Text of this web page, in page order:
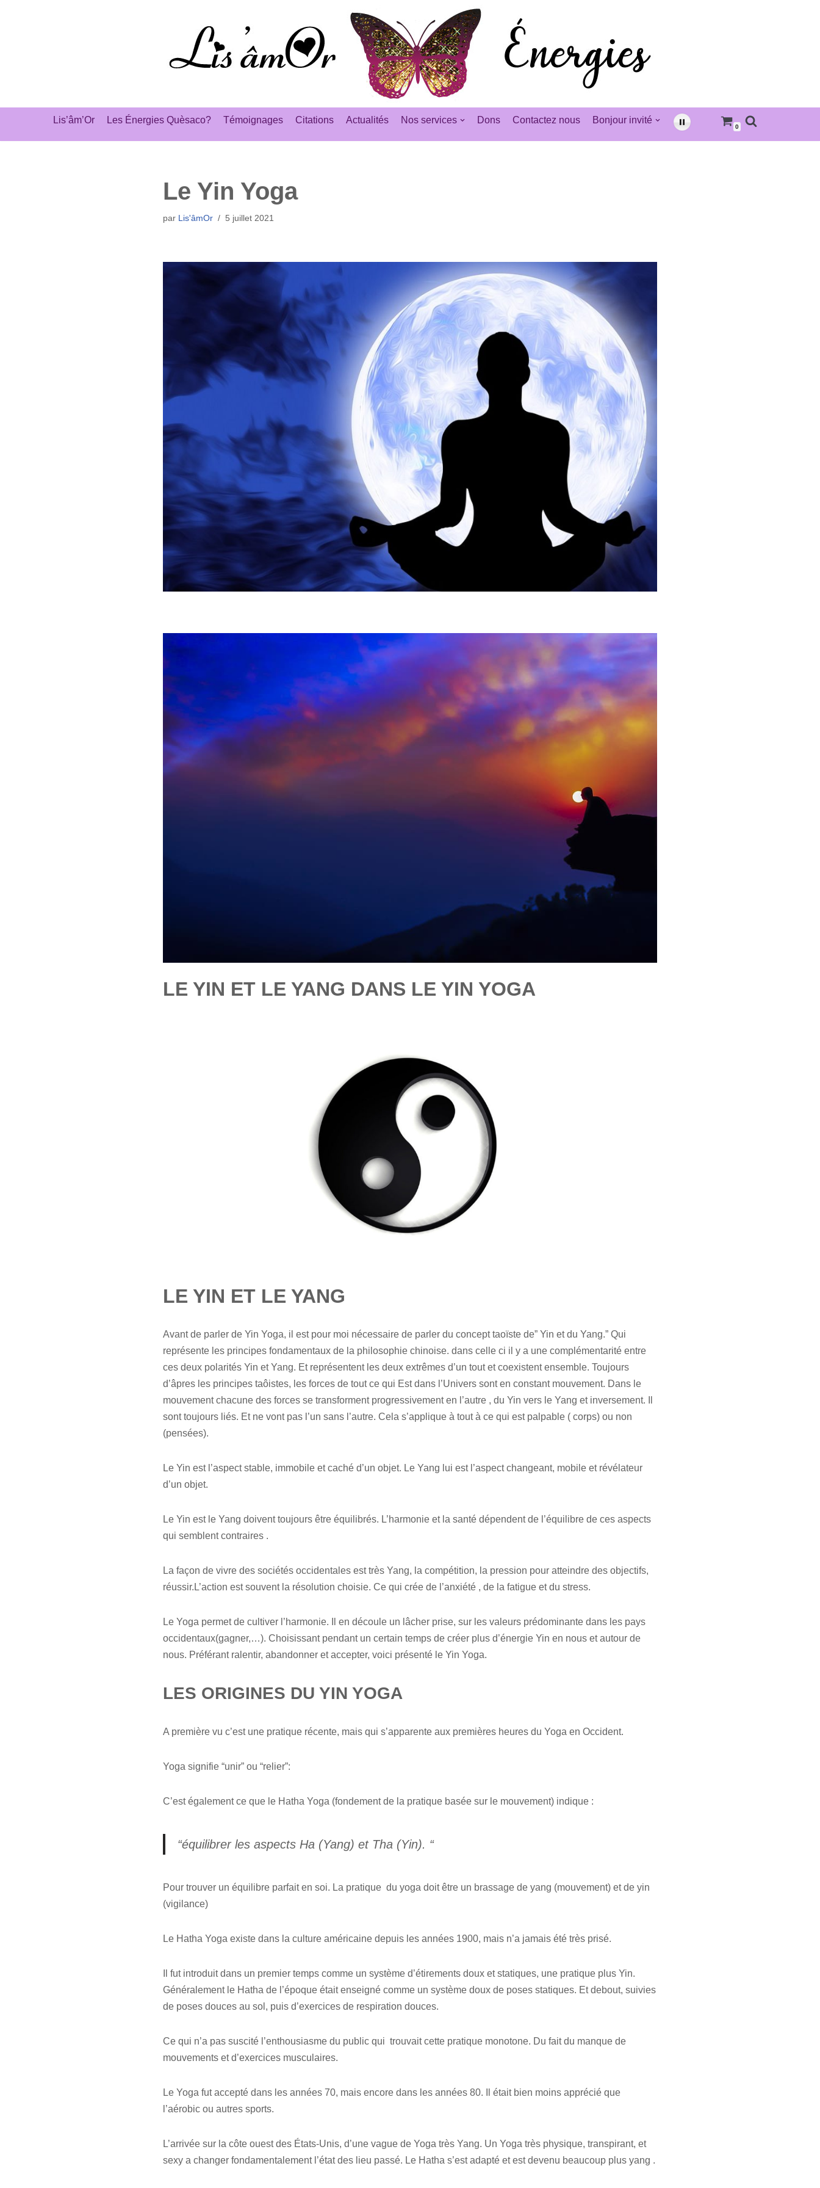
Lis’âm’Or Les Énergies Quèsaco? Témoignages Citations Actualités Nos services Dons Contactez nous Bonjour invité
0
Le Yin Yoga
par Lis'âmOr 5 juillet 2021
LE YIN ET LE YANG DANS LE YIN YOGA
LE YIN ET LE YANG
Avant de parler de Yin Yoga, il est pour moi nécessaire de parler du concept taoïste de” Yin et du Yang.” Qui
représente les principes fondamentaux de la philosophie chinoise. dans celle ci il y a une complémentarité entre
ces deux polarités Yin et Yang. Et représentent les deux extrêmes d’un tout et coexistent ensemble. Toujours
d’âpres les principes taôistes, les forces de tout ce qui Est dans l’Univers sont en constant mouvement. Dans le
mouvement chacune des forces se transforment progressivement en l’autre , du Yin vers le Yang et inversement. Il
sont toujours liés. Et ne vont pas l’un sans l’autre. Cela s’applique à tout à ce qui est palpable ( corps) ou non
(pensées).
Le Yin est l’aspect stable, immobile et caché d’un objet. Le Yang lui est l’aspect changeant, mobile et révélateur
d’un objet.
Le Yin est le Yang doivent toujours être équilibrés. L’harmonie et la santé dépendent de l’équilibre de ces aspects
qui semblent contraires .
La façon de vivre des sociétés occidentales est très Yang, la compétition, la pression pour atteindre des objectifs,
réussir.L’action est souvent la résolution choisie. Ce qui crée de l’anxiété , de la fatigue et du stress.
Le Yoga permet de cultiver l’harmonie. Il en découle un lâcher prise, sur les valeurs prédominante dans les pays
occidentaux(gagner,…). Choisissant pendant un certain temps de créer plus d’énergie Yin en nous et autour de
nous. Préférant ralentir, abandonner et accepter, voici présenté le Yin Yoga.
LES ORIGINES DU YIN YOGA
A première vu c’est une pratique récente, mais qui s’apparente aux premières heures du Yoga en Occident.
Yoga signifie “unir” ou “relier”:
C’est également ce que le Hatha Yoga (fondement de la pratique basée sur le mouvement) indique :
“équilibrer les aspects Ha (Yang) et Tha (Yin). “
Pour trouver un équilibre parfait en soi. La pratique du yoga doit être un brassage de yang (mouvement) et de yin
(vigilance)
Le Hatha Yoga existe dans la culture américaine depuis les années 1900, mais n’a jamais été très prisé.
Il fut introduit dans un premier temps comme un système d’étirements doux et statiques, une pratique plus Yin.
Généralement le Hatha de l’époque était enseigné comme un système doux de poses statiques. Et debout, suivies
de poses douces au sol, puis d’exercices de respiration douces.
Ce qui n’a pas suscité l’enthousiasme du public qui trouvait cette pratique monotone. Du fait du manque de
mouvements et d’exercices musculaires.
Le Yoga fut accepté dans les années 70, mais encore dans les années 80. Il était bien moins apprécié que
l’aérobic ou autres sports.
L’arrivée sur la côte ouest des États-Unis, d’une vague de Yoga très Yang. Un Yoga très physique, transpirant, et
sexy a changer fondamentalement l’état des lieu passé. Le Hatha s’est adapté et est devenu beaucoup plus yang .